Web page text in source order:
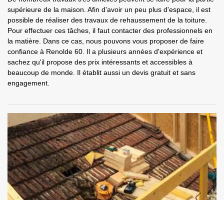
supérieure de la maison. Afin d'avoir un peu plus d'espace, il est
possible de réaliser des travaux de rehaussement de la toiture.
Pour effectuer ces tâches, il faut contacter des professionnels en
la matière. Dans ce cas, nous pouvons vous proposer de faire
confiance à Renolde 60. Il a plusieurs années d'expérience et
sachez qu'il propose des prix intéressants et accessibles à
beaucoup de monde. Il établit aussi un devis gratuit et sans
engagement.